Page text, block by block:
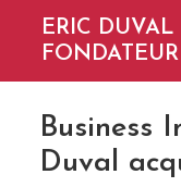
ERIC DUVAL
Business
Duval